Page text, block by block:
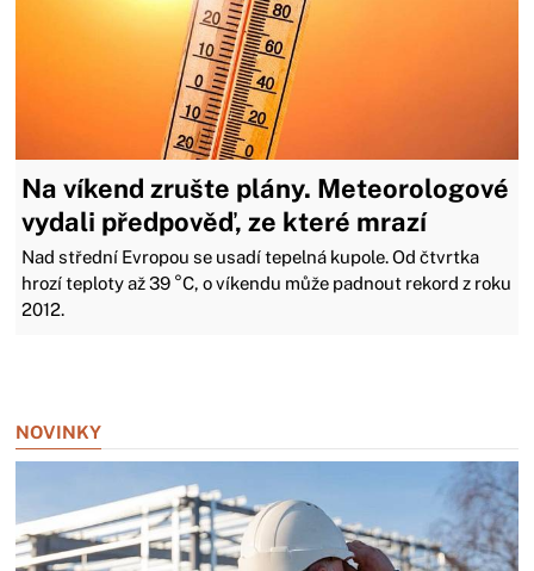
Na víkend zrušte plány. Meteorologové
vydali předpověď, ze které mrazí
Nad střední Evropou se usadí tepelná kupole. Od čtvrtka
hrozí teploty až 39 °C, o víkendu může padnout rekord z roku
2012.
NOVINKY